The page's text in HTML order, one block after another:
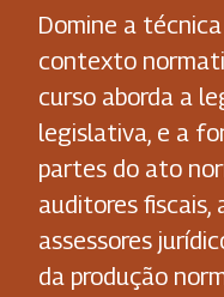
Domine a
contexto
curso aborda a
legislativa, e a
partes do ato
auditores
assessores
da produção